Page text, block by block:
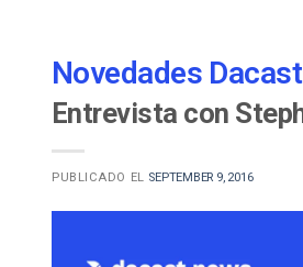
Novedades Dacast
Entrevista con
PUBLICADO EL SEPTEMBER 9, 2016